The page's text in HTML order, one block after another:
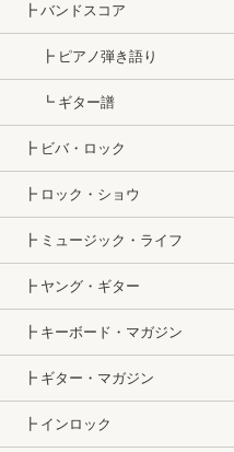
┣ バンドスコア
┣ ピアノ弾き語り
┗ ギター譜
┣ ビバ・ロック
┣ ロック・ショウ
┣ ミュージック・ライフ
┣ ヤング・ギター
┣ キーボード・マガジン
┣ ギター・マガジン
┣ インロック